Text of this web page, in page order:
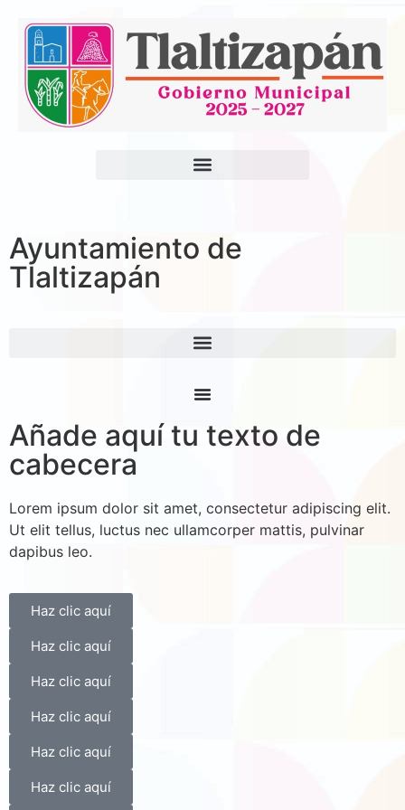
Ayuntamiento de
Tlaltizapán
Añade aquí tu texto de
cabecera
Lorem ipsum dolor sit amet, consectetur adipiscing elit.
Ut elit tellus, luctus nec ullamcorper mattis, pulvinar
dapibus leo.
Haz clic aquí
Haz clic aquí
Haz clic aquí
Haz clic aquí
Haz clic aquí
Haz clic aquí